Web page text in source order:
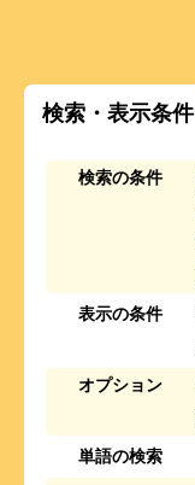
検索・表示条件
検索の条件
表示の条件
オプション
単語の検索